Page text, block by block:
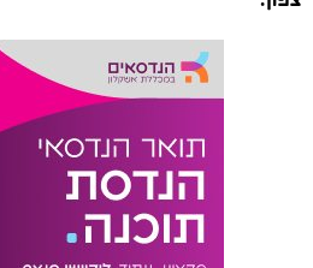
פארק החושים בנחל שניר